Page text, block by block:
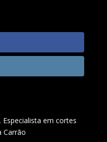
em cortes
Carrão